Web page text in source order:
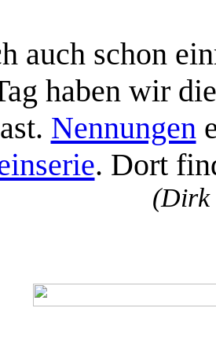
auch schon
haben wir
Nennungen
. Dort
(Dirk